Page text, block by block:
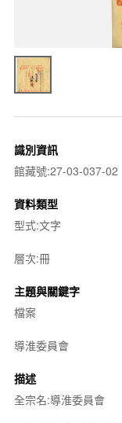
識別資訊
館藏號:27-03-037-02
資料類型
型式:文字
層次:冊
主題與關鍵字
檔案
導淮委員會
描述
全宗名:導淮委員會